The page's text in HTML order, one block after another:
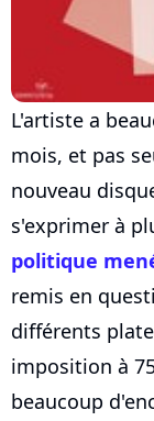
L'artiste a
mois, et pas
nouveau
s'exprimer à
politique
remis en
différents
imposition à
beaucoup